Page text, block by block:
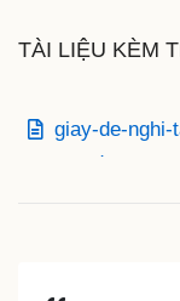
TÀI LIỆU KÈM
giay-de-nghi-
ung.docx